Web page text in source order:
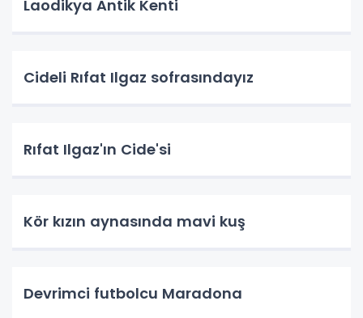
Laodikya Antik Kenti
Cideli Rıfat Ilgaz sofrasındayız
Rıfat Ilgaz'ın Cide'si
Kör kızın aynasında mavi kuş
Devrimci futbolcu Maradona